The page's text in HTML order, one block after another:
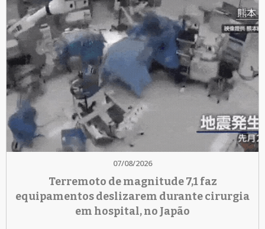
07/08/2026
Terremoto de magnitude 7,1 faz
equipamentos deslizarem durante cirurgia
em hospital, no Japão